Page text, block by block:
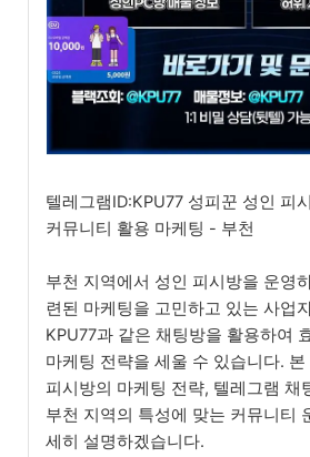
텔레그램ID:KPU77 성피꾼 성인 피
커뮤니티 활용 마케팅 - 부천
부천 지역에서 성인 피시방을 운영
련된 마케팅을 고민하고 있는 사업
KPU77과 같은 채팅방을 활용하여
마케팅 전략을 세울 수 있습니다.
피시방의 마케팅 전략, 텔레그램 채
부천 지역의 특성에 맞는 커뮤니티
세히 설명하겠습니다.